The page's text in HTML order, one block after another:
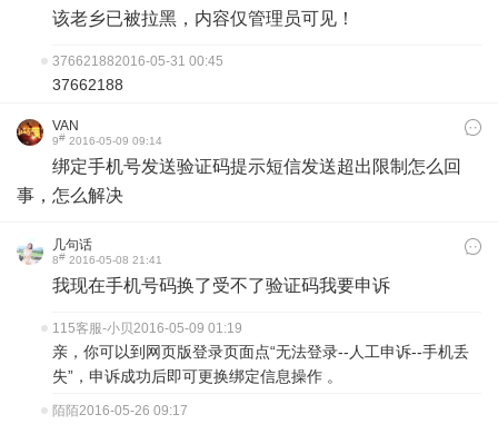
该老乡已被拉黑，内容仅管理员可见！
376621882016-05-31 00:45
37662188
VAN
9# 2016-05-09 09:14
绑定手机号发送验证码提示短信发送超出限制怎么回
事，怎么解决
几句话
8# 2016-05-08 21:41
我现在手机号码换了受不了验证码我要申诉
115客服-小贝2016-05-09 01:19
亲，你可以到网页版登录页面点“无法登录--人工申诉--手机丢
失”，申诉成功后即可更换绑定信息操作 。
陌陌2016-05-26 09:17